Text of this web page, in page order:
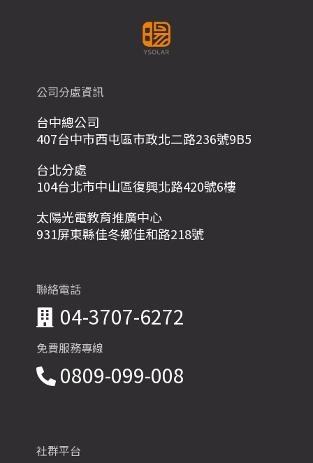
公司分處資訊
台中總公司
407台中市西屯區市政北二路236號9B5
台北分處
104台北市中山區復興北路420號6樓
太陽光電教育推廣中心
931屏東縣佳冬鄉佳和路218號
聯絡電話
04-3707-6272
免費服務專線
0809-099-008
社群平台